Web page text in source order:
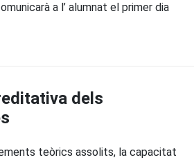
a l’ alumnat el primer dia
dels
teòrics assolits, la capacitat